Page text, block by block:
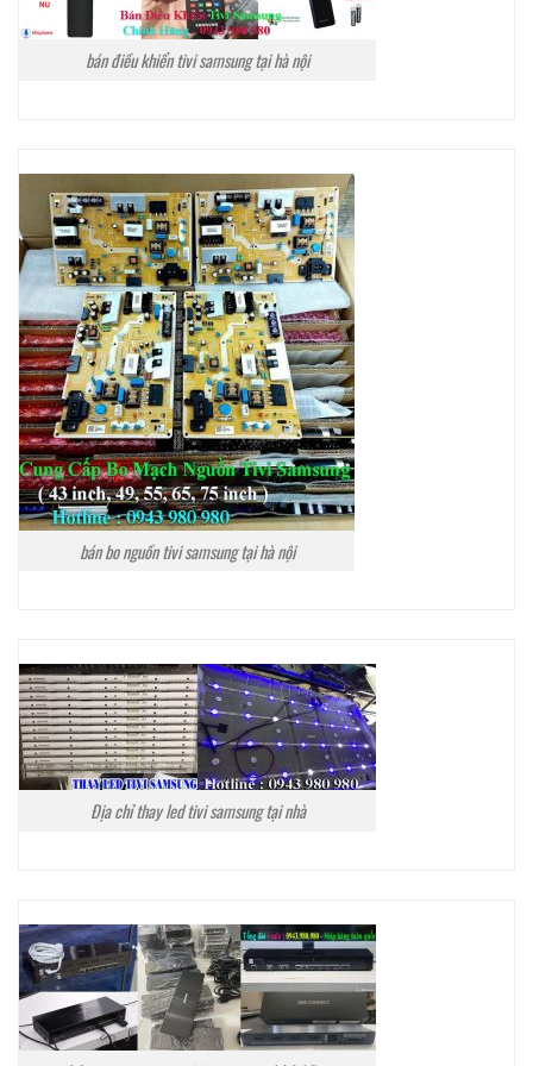
bán điều khiển tivi samsung tại hà nội
bán bo nguồn tivi samsung tại hà nội
Địa chỉ thay led tivi samsung tại nhà